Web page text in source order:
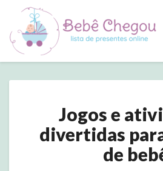
e
para
seu
Jogos e
divertidas
de